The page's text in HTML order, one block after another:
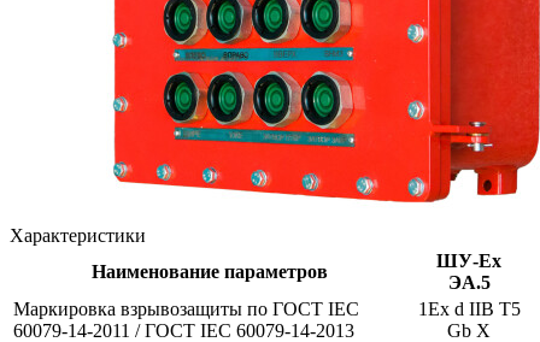
Характеристики
Наименование параметров
ШУ-Ex
ЭА.5
Маркировка взрывозащиты по ГОСТ IEC
60079-14-2011 / ГОСТ IEC 60079-14-2013
1Ех d IIВ Т5
Gb X